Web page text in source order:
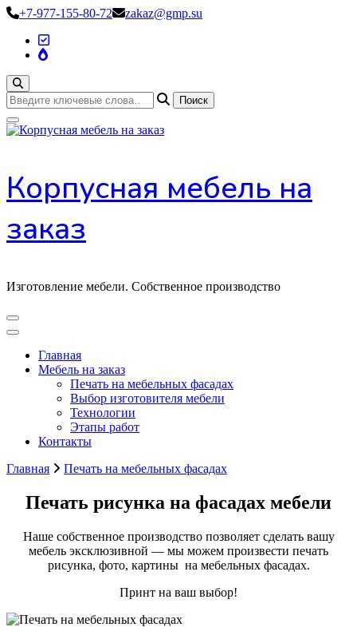
Перейти
содержимому
+7-977-155-80-72 zakaz@gmp.su
Ищите
что-
то?
Корпусная мебель на
заказ
Изготовление мебели. Собственное производство
Главная
Мебель на заказ
Печать на мебельных фасадах
Выбор изготовителя мебели
Технологии
Этапы работ
Контакты
Главная
Печать на мебельных фасадах
Печать рисунка на фасадах мебели
Наше собственное производство позволяет сделать вашу
мебель эксклюзивной — мы можем произвести печать
рисунка, фото, картины на мебельных фасадах.
Принт на ваш выбор!